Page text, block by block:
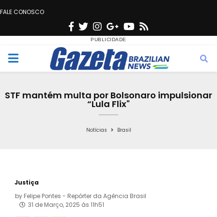
FALE CONOSCO
F
c
e
o
T
w
i
t
e
n
s
t
g
r
a
G
o
o
g
e
Y
u
t
b
s
M
STF mantém multa por Bolsonaro impulsionar
“Lula Flix"
Notícias Brasil
Justiça
by Felipe Pontes - Repórter da Agência Brasil
31 de Março, 2025 às 11h51